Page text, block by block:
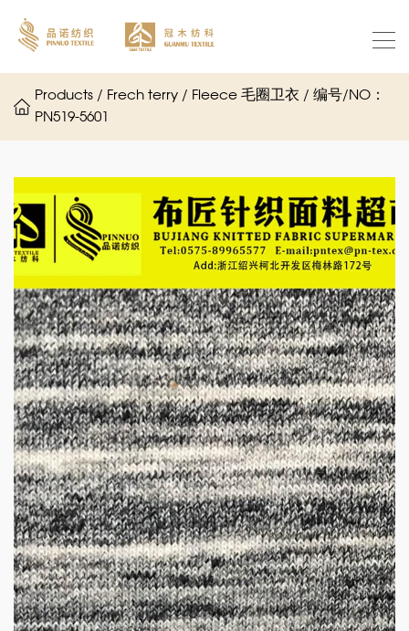
Products / Frech terry / Fleece 毛圈卫衣 / 编号/NO：
PN519-5601